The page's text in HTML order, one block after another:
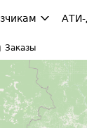
Заказы